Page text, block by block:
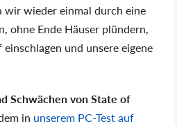
wir wieder einmal durch eine
ohne Ende Häuser plündern,
und unsere eigene
Schwächen von State of
in unserem PC-Test auf